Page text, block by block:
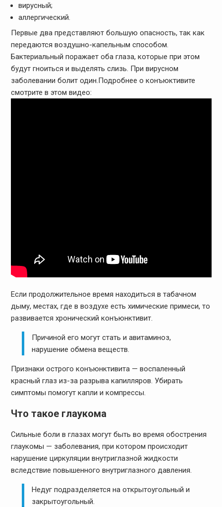
вирусный;
аллергический.
Первые два представляют большую опасность, так как
передаются воздушно-капельным способом.
Бактериальный поражает оба глаза, которые при этом
будут гноиться и выделять слизь. При вирусном
заболевании болит один.Подробнее о конъюктивите
смотрите в этом видео:
Если продолжительное время находиться в табачном
дыму, местах, где в воздухе есть химические примеси, то
развивается хронический конъюнктивит.
Причиной его могут стать и авитаминоз,
нарушение обмена веществ.
Признаки острого конъюнктивита — воспаленный
красный глаз из-за разрыва капилляров. Убирать
симптомы помогут капли и компрессы.
Что такое глаукома
Сильные боли в глазах могут быть во время обострения
глаукомы — заболевания, при котором происходит
нарушение циркуляции внутриглазной жидкости
вследствие повышенного внутриглазного давления.
Недуг подразделяется на открытоугольный и
закрытоугольный.